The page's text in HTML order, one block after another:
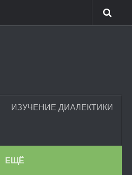
ИЗУЧЕНИЕ ДИАЛЕКТИКИ
ЕЩЁ